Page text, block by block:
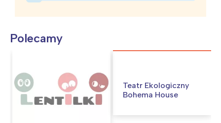
Polecamy
Teatr Ekologiczny
Bohema House